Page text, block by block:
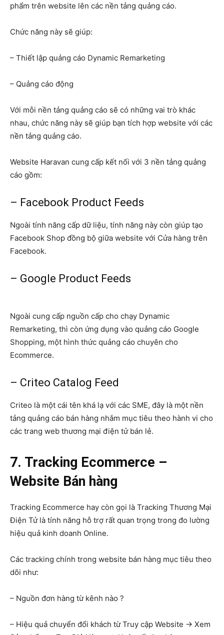
phẩm trên website lên các nền tảng quảng cáo.
Chức năng này sẽ giúp:
– Thiết lập quảng cáo Dynamic Remarketing
– Quảng cáo động
Với mỗi nền tảng quảng cáo sẽ có những vai trò khác
nhau, chức năng này sẽ giúp bạn tích hợp website với các
nền tảng quảng cáo.
Website Haravan cung cấp kết nối với 3 nền tảng quảng
cáo gồm:
– Facebook Product Feeds
Ngoài tính năng cấp dữ liệu, tính năng này còn giúp tạo
Facebook Shop đồng bộ giữa website với Cửa hàng trên
Facebook.
– Google Product Feeds
Ngoài cung cấp nguồn cấp cho chạy Dynamic
Remarketing, thì còn ứng dụng vào quảng cáo Google
Shopping, một hình thức quảng cáo chuyên cho
Ecommerce.
– Criteo Catalog Feed
Criteo là một cái tên khá lạ với các SME, đây là một nền
tảng quảng cáo bán hàng nhắm mục tiêu theo hành vi cho
các trang web thương mại điện tử bán lẻ.
7. Tracking Ecommerce –
Website Bán hàng
Tracking Ecommerce hay còn gọi là Tracking Thương Mại
Điện Tử là tính năng hỗ trợ rất quan trọng trong đo lường
hiệu quả kinh doanh Online.
Các tracking chính trong website bán hàng mục tiêu theo
dõi như:
– Nguồn đơn hàng từ kênh nào ?
– Hiệu quả chuyển đổi khách từ Truy cập Website -> Xem